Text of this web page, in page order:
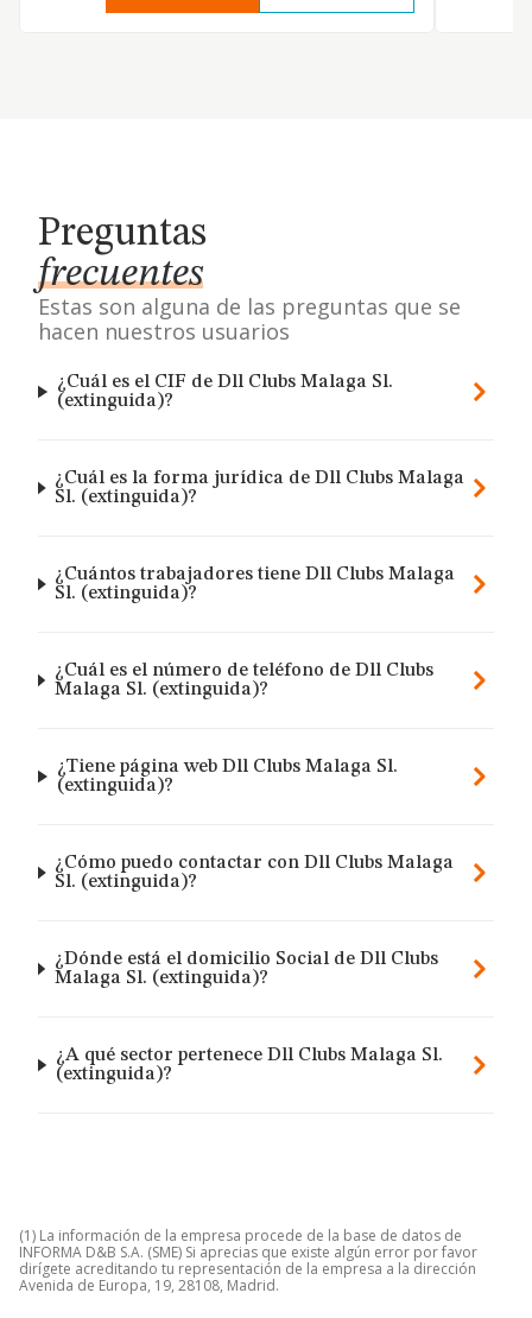
Preguntas
frecuentes
Estas son alguna de las preguntas que se
hacen nuestros usuarios
¿Cuál es el CIF de Dll Clubs Malaga Sl.
(extinguida)?
¿Cuál es la forma jurídica de Dll Clubs Malaga
Sl. (extinguida)?
¿Cuántos trabajadores tiene Dll Clubs Malaga
Sl. (extinguida)?
¿Cuál es el número de teléfono de Dll Clubs
Malaga Sl. (extinguida)?
¿Tiene página web Dll Clubs Malaga Sl.
(extinguida)?
¿Cómo puedo contactar con Dll Clubs Malaga
Sl. (extinguida)?
¿Dónde está el domicilio Social de Dll Clubs
Malaga Sl. (extinguida)?
¿A qué sector pertenece Dll Clubs Malaga Sl.
(extinguida)?
(1) La información de la empresa procede de la base de datos de
INFORMA D&B S.A. (SME) Si aprecias que existe algún error por favor
dirígete acreditando tu representación de la empresa a la dirección
Avenida de Europa, 19, 28108, Madrid.